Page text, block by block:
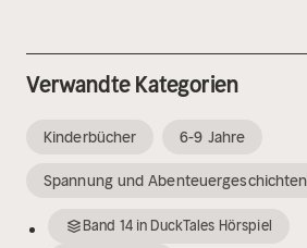
Verwandte Kategorien
Kinderbücher 6-9 Jahre
Spannung und
Band 14inDuckTales Hörspiel